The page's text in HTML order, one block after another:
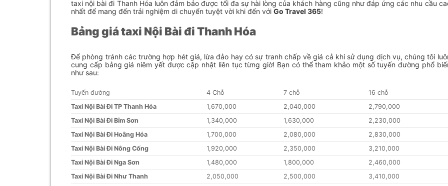
taxi nội bài đi Thanh Hóa luôn đảm bảo được tối đa sự hài lòng của khách hàng cũng như đáp ứng các nhu cầu
nhất để mang đến trải nghiệm di chuyển tuyệt vời khi đến với Go Travel 365!
Bảng giá taxi Nội Bài đi Thanh Hóa
Để phòng tránh các trường hợp hét giá, lừa đảo hay có sự tranh chấp về giá cả khi sử dụng dịch vụ, chúng tôi
cung cấp bảng giá niêm yết được cập nhật liên tục từng giờ! Bạn có thể tham khảo một số tuyến đường phổ
như sau:
Tuyến đường 4 Chỗ 7 chỗ
16 chỗ
Taxi Nội Bài Đi TP Thanh Hóa
1,670,000 2,040,000
2,790,000
Taxi Nội Bài Đi Bỉm Sơn
1,340,000 1,630,000
2,230,000
Taxi Nội Bài Đi Hoằng Hóa
1,700,000 2,080,000
2,830,000
Taxi Nội Bài Đi Nông Cống
1,920,000 2,350,000
3,210,000
Taxi Nội Bài Đi Nga Sơn
1,480,000 1,800,000
2,460,000
Taxi Nội Bài Đi Như Thanh
2,050,000 2,500,000
3,410,000